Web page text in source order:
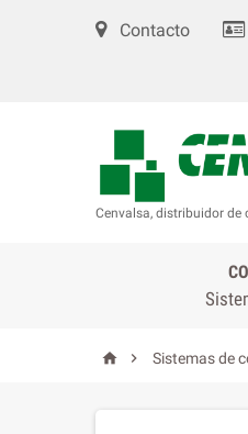
Contacto
Cenvalsa, distribuidor de
  Sistemas de